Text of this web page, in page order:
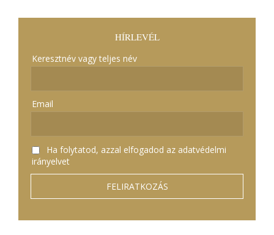
HÍRLEVÉL
Keresztnév vagy teljes név
Email
Ha folytatod, azzal elfogadod az adatvédelmi
irányelvet